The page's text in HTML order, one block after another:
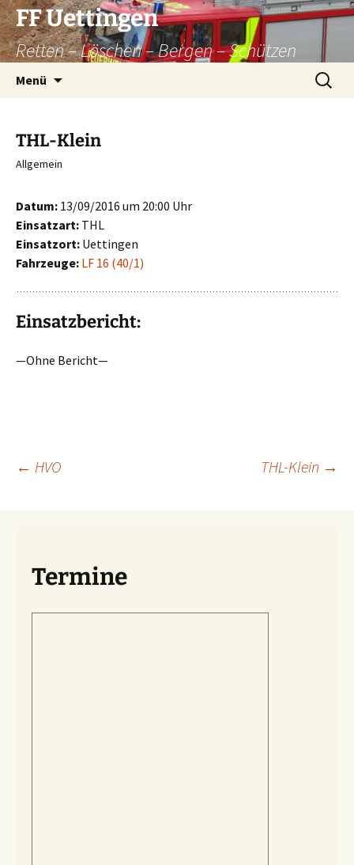
Zum
Inhalt
springen
FF Uettingen
Retten – Löschen – Bergen – Schützen
Menü
Suchen
nach:
THL-Klein
Allgemein
Datum: 13/09/2016 um 20:00 Uhr
Einsatzart: THL
Einsatzort: Uettingen
Fahrzeuge: LF 16 (40/1)
Einsatzbericht:
—Ohne Bericht—
Beitragsnavigation
← HVO THL-Klein →
Termine